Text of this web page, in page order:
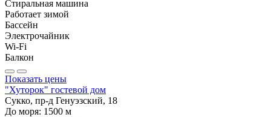
Стиральная машина
Работает зимой
Бассейн
Электрочайник
Wi-Fi
Балкон
Показать цены
"Хуторок" гостевой дом
Сукко, пр-д Генуэзский, 18
До моря: 1500 м